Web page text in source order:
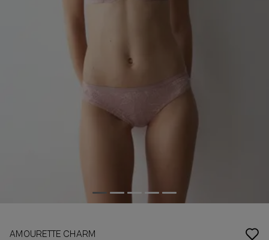
AMOURETTE CHARM